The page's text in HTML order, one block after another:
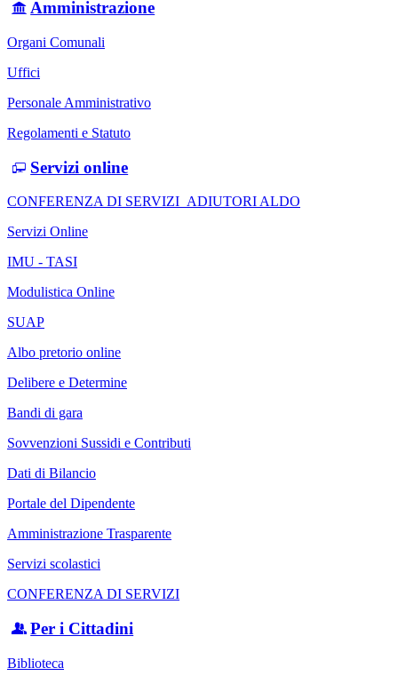
Amministrazione
Organi Comunali
Uffici
Personale Amministrativo
Regolamenti e Statuto
Servizi online
CONFERENZA DI SERVIZI_ADIUTORI ALDO
Servizi Online
IMU - TASI
Modulistica Online
SUAP
Albo pretorio online
Delibere e Determine
Bandi di gara
Sovvenzioni Sussidi e Contributi
Dati di Bilancio
Portale del Dipendente
Amministrazione Trasparente
Servizi scolastici
CONFERENZA DI SERVIZI
Per i Cittadini
Biblioteca